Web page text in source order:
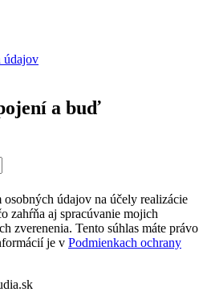
údajov
a buď
osobných údajov na účely realizácie
zahŕňa aj spracúvanie mojich
zverenenia. Tento súhlas máte právo
je v Podmienkach ochrany